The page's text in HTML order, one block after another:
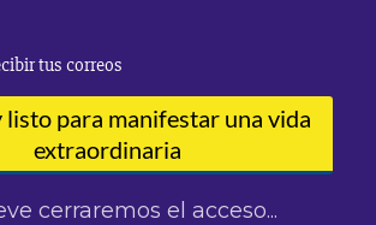
cerraremos el acceso...